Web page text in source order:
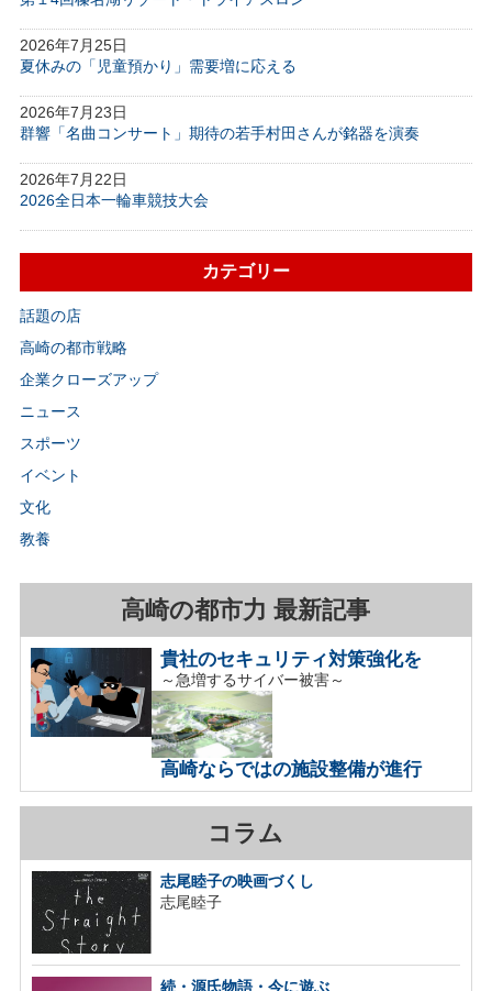
2026年7月25日
夏休みの「児童預かり」需要増に応える
2026年7月23日
群響「名曲コンサート」期待の若手村田さんが銘器を演奏
2026年7月22日
2026全日本一輪車競技大会
カテゴリー
話題の店
高崎の都市戦略
企業クローズアップ
ニュース
スポーツ
イベント
文化
教養
高崎の都市力 最新記事
貴社のセキュリティ対策強化を
～急増するサイバー被害～
高崎ならではの施設整備が進行
コラム
志尾睦子の映画づくし
志尾睦子
続・源氏物語・今に遊ぶ